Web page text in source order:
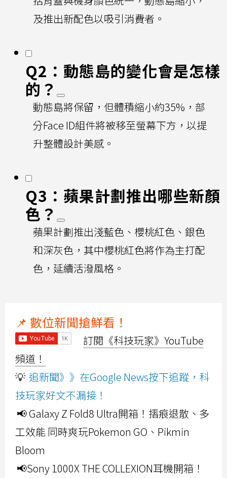
及推出新配色以吸引消費者。
Q2：動態島的變化會是怎樣
的？
動態島將保留，但體積縮小約35%，部
分Face ID組件將被移至螢幕下方，以提
升整體設計美感。
Q3：蘋果計劃推出哪些新顏
色？
蘋果計劃推出淺藍色、櫻桃紅色、銀色
和深灰色，其中櫻桃紅色將作為主打配
色，延續活潑風格。
📌 數位新聞搶鮮看！
訂閱《科技玩家》YouTube
頻道！
💡 追新聞》》在Google News按下追蹤，科
技玩家好文不漏接！
📢 Galaxy Z Fold8 Ultra開箱！摺痕退散、多
工效能 同時爽玩Pokemon GO、Pikmin
Bloom
📢Sony 1000X THE COLLEXION耳機開箱！